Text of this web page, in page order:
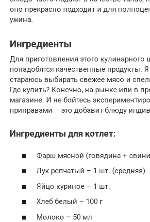
оно прекрасно подходит и для
ужина.
Ингредиенты
Для приготовления этого кулинарного
понадобятся качественные продукты. Я
стараюсь выбирать свежее мясо и
Где купить? Конечно, на рынке или в
магазине. И не бойтесь
приправами – это добавит блюду
Ингредиенты для котлет:
Фарш мясной (говядина +
Лук репчатый – 1 шт. (средняя)
Яйцо куриное – 1 шт.
Хлеб белый – 100 г
Молоко – 50 мл